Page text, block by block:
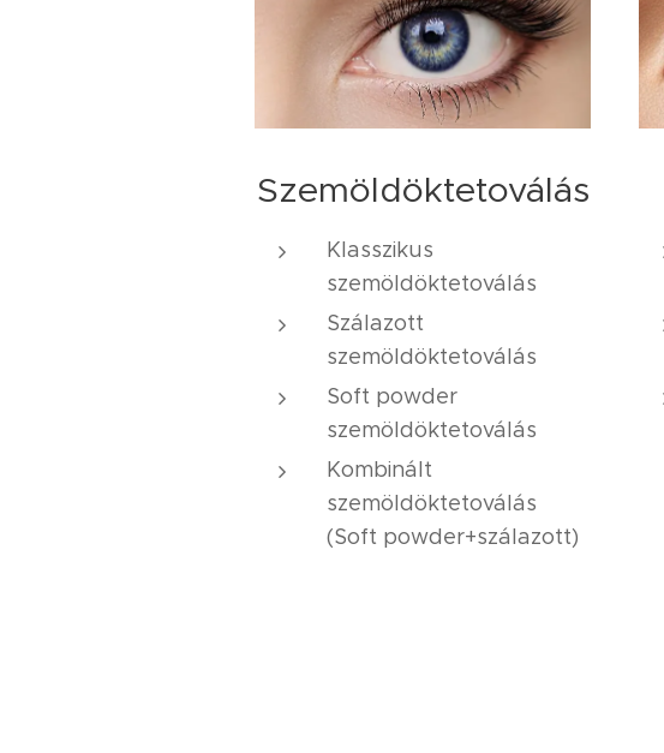
Szemöldöktetoválás
Klasszikus
szemöldöktetoválás
Szálazott
szemöldöktetoválás
Soft powder
szemöldöktetoválás
Kombinált
szemöldöktetoválás
(Soft powder+szálazott)